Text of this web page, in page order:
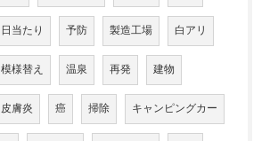
日当たり 予防 製造工場 白アリ
模様替え 温泉 再発 建物
皮膚炎 癌 掃除 キャンピングカー